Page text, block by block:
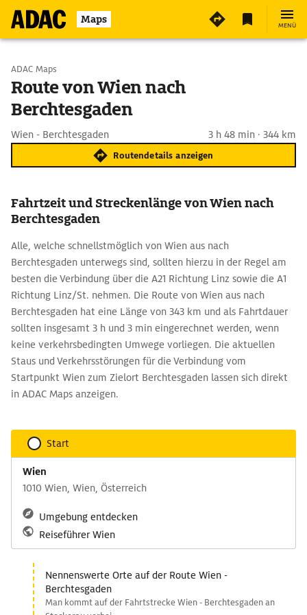
Maps MENÜ
Start wählen
Ziel eingeben
ADAC Maps
Route von Wien nach
Berchtesgaden
Wien - Berchtesgaden 3 h 48 min · 344 km
Routendetails anzeigen
Fahrtzeit und Streckenlänge von Wien nach
Berchtesgaden
Alle, welche schnellstmöglich von Wien aus nach
Berchtesgaden unterwegs sind, sollten hierzu in der Regel am
besten die Verbindung über die A21 Richtung Linz sowie die A1
Richtung Linz/St. nehmen. Die Route von Wien aus nach
Berchtesgaden hat eine Länge von 343 km und als Fahrtdauer
sollten insgesamt 3 h und 3 min eingerechnet werden, wenn
keine verkehrsbedingten Umwege vorliegen. Die aktuellen
Staus und Verkehrsstörungen für die Verbindung vom
Startpunkt Wien zum Zielort Berchtesgaden lassen sich direkt
in ADAC Maps anzeigen.
Start
Wien
1010 Wien, Wien, Österreich
Umgebung entdecken
Reiseführer Wien
Nennenswerte Orte auf der Route Wien -
Berchtesgaden
Man kommt auf der Fahrtstrecke Wien - Berchtesgaden an